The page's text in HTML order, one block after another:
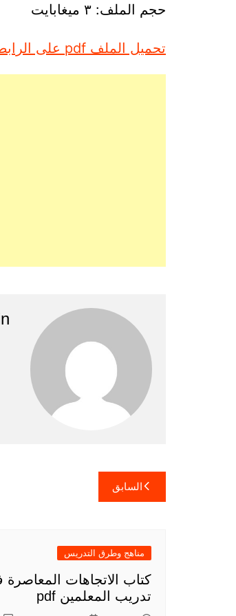
حجم الملف: ٣ ميغابايت
تحميل الملف pdf على الرابط.
تصفّح
المقالات
السابق
مناهج وطرق التدريس
كتاب الاتجاهات
تدريب المعلمين pdf